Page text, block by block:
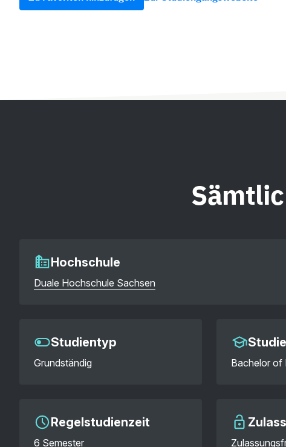
Hochschule
Duale Hochschule Sachsen
Studientyp
Grundständig Bachelor of
Regelstudienzeit
6 Semester